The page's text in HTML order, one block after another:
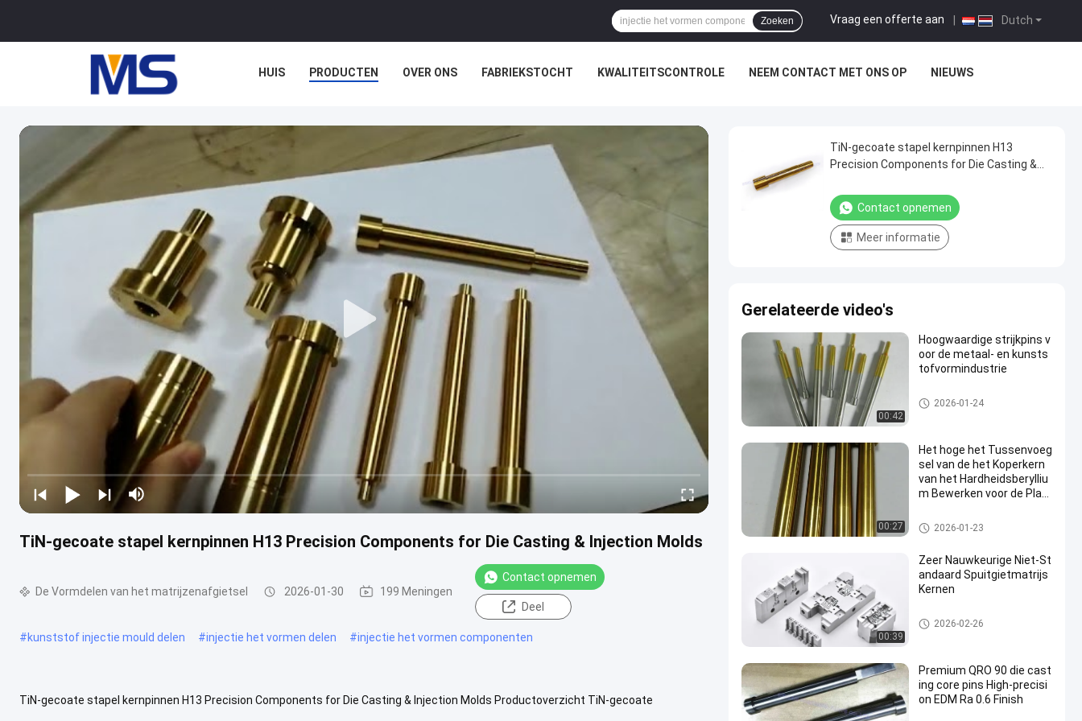
Dutch
Vraag een offerte aan
Zoeken
HUIS PRODUCTEN OVER ONS FABRIEKSTOCHT KWALITEITSCONTROLE NEEM CONTACT MET ONS OP NIEUWS
TiN-gecoate stapel kernpinnen H13 Precision Components for Die Casting & Injection Molds
De Vormdelen van het matrijzenafgietsel 2026-01-30 199 Meningen
Contact opnemen
Deel
#kunststof injectie mould delen #injectie het vormen delen #injectie het vormen componenten
TiN-gecoate stapel kernpinnen H13 Precision Components for Die Casting & Injection Molds Productoverzicht TiN-gecoate
TiN-gecoate stapel kernpinnen H13
Precision Components for Die Casting &
Contact opnemen
Meer informatie
Gerelateerde video's
00:42
Hoogwaardige strijkpins v
oor de metaal- en kunsts
tofvormindustrie
vorm standaarddelen
2026-01-24
00:27
Het hoge het Tussenvoeg
sel van de het Koperkern
van het Hardheidsberylliu
m Bewerken voor de Plas
nkurk
De Vormdelen van het matrijz
enafgietsel
2026-01-23
00:39
Zeer Nauwkeurige Niet-St
andaard Spuitgietmatrijs
Kernen
De Vormdelen van het matrijz
enafgietsel
2026-02-26
Premium QRO 90 die cast
ing core pins High-precisi
on EDM Ra 0.6 Finish